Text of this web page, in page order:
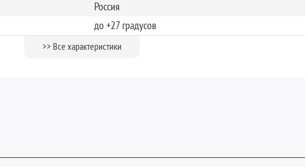
Россия
до +27 градусов
UNICLIC
>> Все характеристики